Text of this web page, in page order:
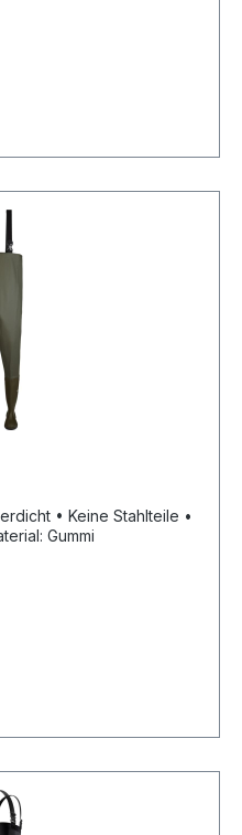
Ohne Sicherheitsstandard Material: Gummi